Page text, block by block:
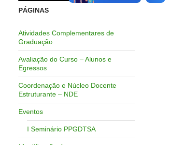
PÁGINAS
Atividades Complementares de
Graduação
Avaliação do Curso – Alunos e
Egressos
Coordenação e Núcleo Docente
Estruturante – NDE
Eventos
I Seminário PPGDTSA